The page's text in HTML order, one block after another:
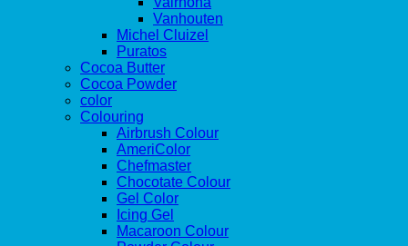
Vanhouten
Michel Cluizel
Puratos
Cocoa Butter
Cocoa Powder
color
Colouring
Airbrush Colour
AmeriColor
Chefmaster
Chocotate Colour
Gel Color
Icing Gel
Macaroon Colour